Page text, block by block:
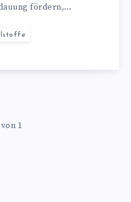
fördern,…
1